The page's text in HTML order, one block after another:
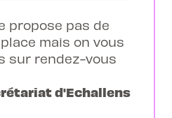
propose pas de
mais on vous
sur rendez-vous
d'Echallens